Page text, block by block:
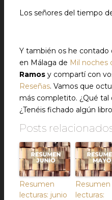
Los señores del tiempo
Y también os he contado
en Málaga de Mil noches
Ramos y compartí con
Reseñas. Vamos que
más completito. ¿Qué tal
¿Tenéis fichado algún
Posts
Resumen
lecturas: junio
Resumen
lecturas: